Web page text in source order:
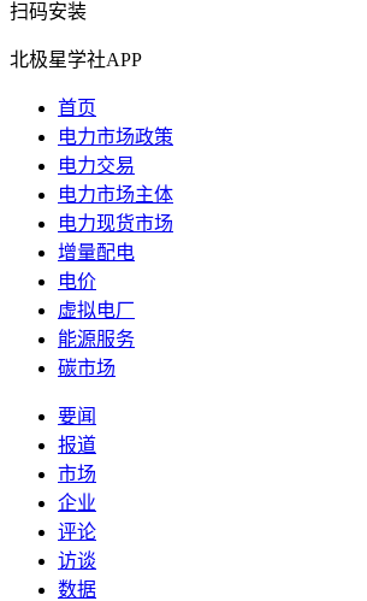
扫码安装
北极星学社APP
首页
电力市场政策
电力交易
电力市场主体
电力现货市场
增量配电
电价
虚拟电厂
能源服务
碳市场
要闻
报道
市场
企业
评论
访谈
数据